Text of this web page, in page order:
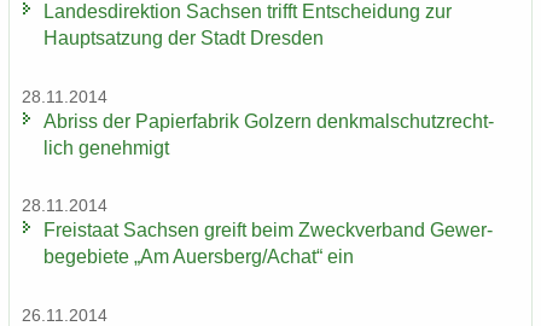
Lan­des­di­rek­ti­on Sach­sen trifft Ent­schei­dung zur
Haupt­sat­zung der Stadt Dres­den
28.11.2014
Ab­riss der Pa­pier­fa­brik Golz­ern denk­mal­schutz­recht­
lich ge­neh­migt
28.11.2014
Frei­staat Sach­sen greift beim Zweck­ver­band Ge­wer­
be­ge­bie­te „Am Au­ers­berg/Achat“ ein
26.11.2014